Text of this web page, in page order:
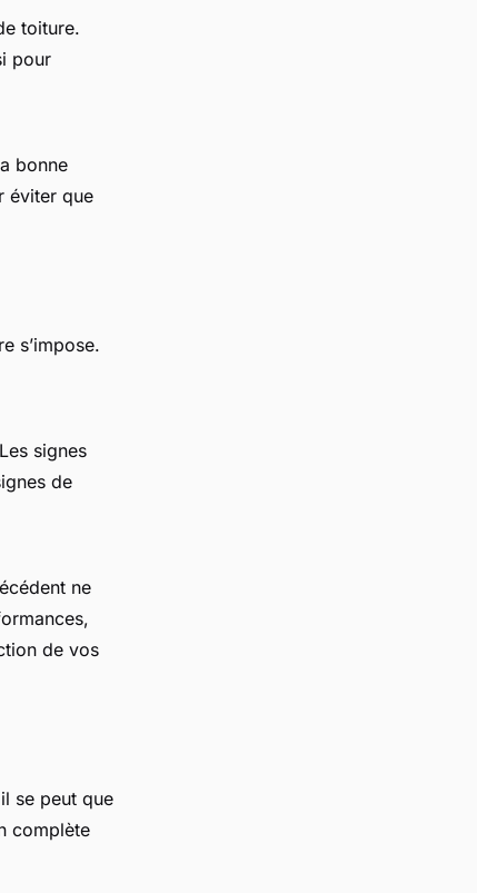
toiture.
pour
bonne
éviter que
s’impose.
signes
de
ne
de vos
se peut que
complète